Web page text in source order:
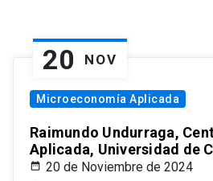
20 NOV
Microeconomía Aplicada
Raimundo Undurraga,
Aplicada, Universidad de
20 de Noviembre de 2024